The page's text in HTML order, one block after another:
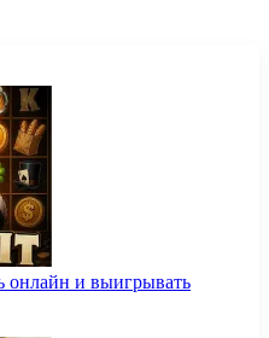
онлайн и выигрывать